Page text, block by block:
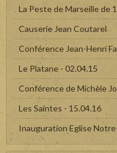
La Peste de Marseille de
Causerie Jean Coutarel
Conférence Jean-Henri
Le Platane - 02.04.15
Conférence de Michèle
Les Saintes - 15.04.16
Inauguration Eglise